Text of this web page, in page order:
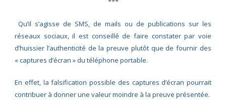
Qu’il s’agisse de SMS, de mails ou de publications sur les
réseaux sociaux, il est conseillé de faire constater par voie
d’huissier l’authenticité de la preuve plutôt que de fournir des
« captures d’écran » du téléphone portable.
En effet, la falsification possible des captures d’écran pourrait
contribuer à donner une valeur moindre à la preuve présentée.